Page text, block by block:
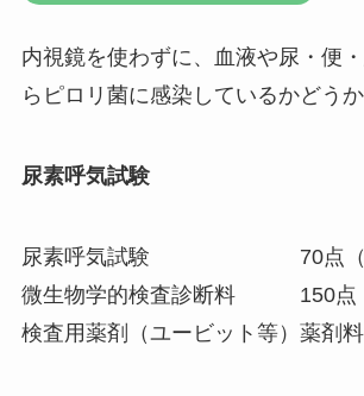
内視鏡を使わずに、血液や尿・便
らピロリ菌に感染しているかどうか
尿素呼気試験
尿素呼気試験 70点（
微生物学的検査診断料 150点（
検査用薬剤（ユービット等）薬剤料